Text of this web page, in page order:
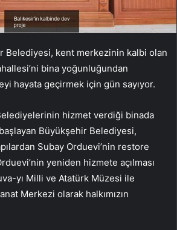
Belediyesi, kent merkezinin kalbi olan
bina yoğunluğundan
hayata geçirmek için gün sayıyor.
hizmet verdiği binada
başlayan Büyükşehir Belediyesi,
Subay Orduevi’nin restore
yeniden hizmete açılması
yı Milli ve Atatürk Müzesi ile
Merkezi olarak halkımızın